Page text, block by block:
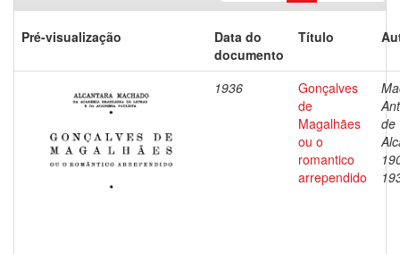
Pré-visualização
Data do
documento
Título
1936
Gonçalves
de
Magalhães
ou o
romantico
arrependido
de